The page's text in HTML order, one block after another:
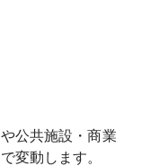
公共施設・商業
変動します。